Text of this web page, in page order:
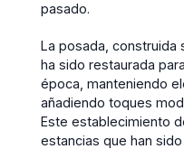
pasado.
La posada, construida
ha sido restaurada
época, manteniendo
añadiendo toques
Este establecimiento
estancias que han